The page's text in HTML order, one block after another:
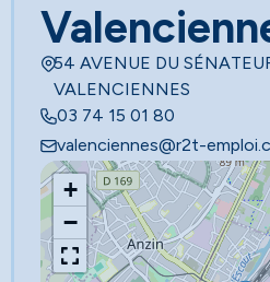
54 AVENUE DU
VALENCIENNES
03 74 15 01 80
valenciennes@r2t-
+
−